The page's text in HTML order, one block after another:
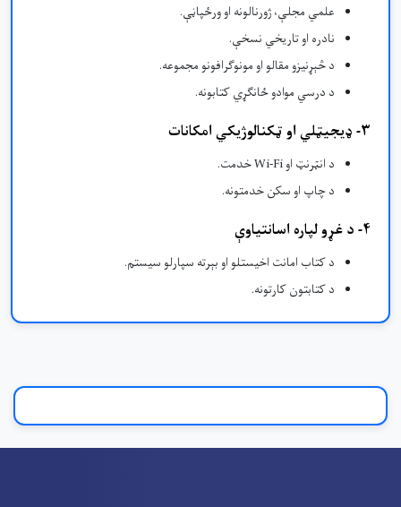
علمي مجلې، ژورنالونه او ورځپاڼې.
نادره او تاریخي نسخې.
د څېړنیزو مقالو او مونوګرافونو مجموعه.
د درسي موادو ځانګړي کتابونه.
۳- ډیجیټلي او ټکنالوژیکي امکانات
د انټرنټ او Wi-Fi خدمت.
د چاپ او سکن خدمتونه.
۴- د غړو لپاره اسانتیاوې
د کتاب امانت اخیستلو او بېرته سپارلو سیستم.
د کتابتون کارتونه.